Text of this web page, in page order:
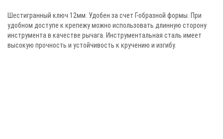
Шестигранный ключ 12мм. Удобен за счет Г-образной формы. При
удобном доступе к крепежу можно использовать длинную сторону
инструмента в качестве рычага. Инструментальная сталь имеет
высокую прочность и устойчивость к кручению и изгибу.